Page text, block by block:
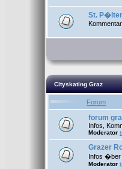
St.
Cityskating Graz
Forum
forum
Infos,
Moderator
Grazer
Infos �ber
Moderator